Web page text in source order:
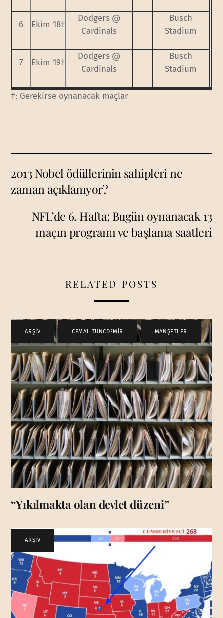
6 Ekim 18†
Dodgers @
Cardinals
Busch
Stadium
7 Ekim 19†
Dodgers @
Cardinals
Busch
Stadium
†: Gerekirse oynanacak maçlar
2013 Nobel ödüllerinin sahipleri ne
zaman açıklanıyor?
NFL’de 6. Hafta; Bugün oynanacak 13
maçın programı ve başlama saatleri
RELATED POSTS
ARŞİV CEMAL TUNCDEMİR , MANŞETLER
“Yıkılmakta olan devlet düzeni”
ARŞİV